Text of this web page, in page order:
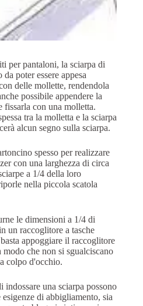
per pantaloni, la sciarpa di
poter essere appesa
delle mollette, rendendola
possibile appendere la
fissarla con una molletta.
tra la molletta e la sciarpa
alcun segno sulla sciarpa.
spesso per realizzare
con una larghezza di circa
a 1/4 della loro
nella piccola scatola
le dimensioni a 1/4 di
un raccoglitore a tasche
appoggiare il raccoglitore
che non si sgualciscano
colpo d'occhio.
una sciarpa possono
di abbigliamento, sia